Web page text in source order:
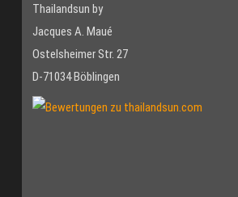
Thailandsun by
Jacques A. Maué
Ostelsheimer Str. 27
D-71034 Böblingen